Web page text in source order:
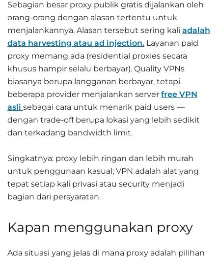
Sebagian besar proxy publik gratis dijalankan oleh
orang-orang dengan alasan tertentu untuk
menjalankannya. Alasan tersebut sering kali adalah
data harvesting atau ad injection. Layanan paid
proxy memang ada (residential proxies secara
khusus hampir selalu berbayar). Quality VPNs
biasanya berupa langganan berbayar, tetapi
beberapa provider menjalankan server free VPN
asli sebagai cara untuk menarik paid users —
dengan trade-off berupa lokasi yang lebih sedikit
dan terkadang bandwidth limit.
Singkatnya: proxy lebih ringan dan lebih murah
untuk penggunaan kasual; VPN adalah alat yang
tepat setiap kali privasi atau security menjadi
bagian dari persyaratan.
Kapan menggunakan proxy
Ada situasi yang jelas di mana proxy adalah pilihan